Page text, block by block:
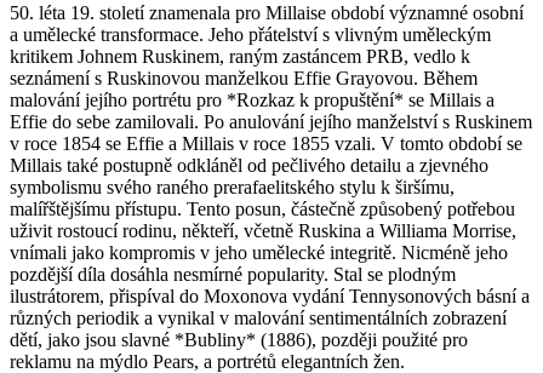
50. léta 19. století znamenala pro Millaise období významné osobní
a umělecké transformace. Jeho přátelství s vlivným uměleckým
kritikem Johnem Ruskinem, raným zastáncem PRB, vedlo k
seznámení s Ruskinovou manželkou Effie Grayovou. Během
malování jejího portrétu pro *Rozkaz k propuštění* se Millais a
Effie do sebe zamilovali. Po anulování jejího manželství s Ruskinem
v roce 1854 se Effie a Millais v roce 1855 vzali. V tomto období se
Millais také postupně odkláněl od pečlivého detailu a zjevného
symbolismu svého raného prerafaelitského stylu k širšímu,
malířštějšímu přístupu. Tento posun, částečně způsobený potřebou
uživit rostoucí rodinu, někteří, včetně Ruskina a Williama Morrise,
vnímali jako kompromis v jeho umělecké integritě. Nicméně jeho
pozdější díla dosáhla nesmírné popularity. Stal se plodným
ilustrátorem, přispíval do Moxonova vydání Tennysonových básní a
různých periodik a vynikal v malování sentimentálních zobrazení
dětí, jako jsou slavné *Bubliny* (1886), později použité pro
reklamu na mýdlo Pears, a portrétů elegantních žen.